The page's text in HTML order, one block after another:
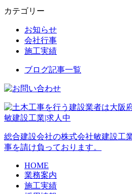
カテゴリー
お知らせ
会社行事
施工実績
ブログ記事一覧
総合建設会社の株式会社敏建設工
事を請け負っております。
HOME
業務案内
施工実績